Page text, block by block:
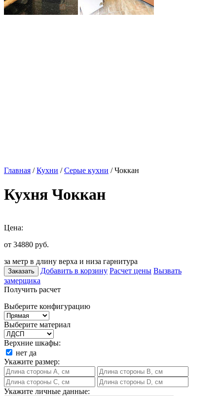
Главная /Кухни /Серые кухни / Чоккан
Кухня Чоккан
Цена:
от 34880 руб.
за метр в длину верха и низа гарнитура
Заказать Добавить в корзину Расчет цены Вызвать
замерщика
Получить расчет
Выберите конфигурацию
Выберите материал
Верхние шкафы:
нет да
Укажите размер:
Укажите личные данные: